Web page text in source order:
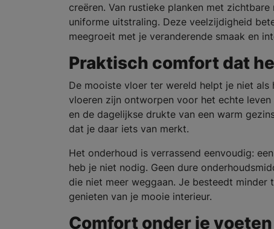
creëren. Van rustieke planken met
uniforme uitstraling. Deze veelzijdigheid
meegroeit met je veranderende smaak en
Praktisch comfort dat
De mooiste vloer ter wereld helpt je niet
vloeren zijn ontworpen voor het echte
en de dagelijkse drukte van een warm
dat je daar iets van merkt.
Het onderhoud is verrassend eenvoudig:
heb je niet nodig. Geen dure
die niet meer weggaan. Je besteedt
genieten van je mooie interieur.
Comfort onder je voeten